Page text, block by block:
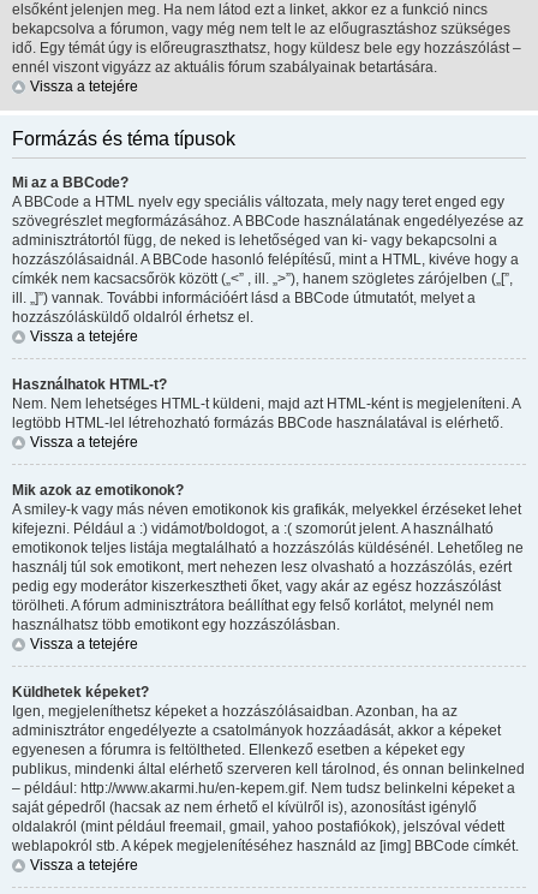
elsőként jelenjen meg. Ha nem látod ezt a linket, akkor ez a funkció nincs
bekapcsolva a fórumon, vagy még nem telt le az előugrasztáshoz szükséges
idő. Egy témát úgy is előreugraszthatsz, hogy küldesz bele egy hozzászólást –
ennél viszont vigyázz az aktuális fórum szabályainak betartására.
Vissza a tetejére
Formázás és téma típusok
Mi az a BBCode?
A BBCode a HTML nyelv egy speciális változata, mely nagy teret enged egy
szövegrészlet megformázásához. A BBCode használatának engedélyezése az
adminisztrátortól függ, de neked is lehetőséged van ki- vagy bekapcsolni a
hozzászólásaidnál. A BBCode hasonló felépítésű, mint a HTML, kivéve hogy a
címkék nem kacsacsőrök között („<” , ill. „>”), hanem szögletes zárójelben („[”,
ill. „]”) vannak. További információért lásd a BBCode útmutatót, melyet a
hozzászólásküldő oldalról érhetsz el.
Vissza a tetejére
Használhatok HTML-t?
Nem. Nem lehetséges HTML-t küldeni, majd azt HTML-ként is megjeleníteni. A
legtöbb HTML-lel létrehozható formázás BBCode használatával is elérhető.
Vissza a tetejére
Mik azok az emotikonok?
A smiley-k vagy más néven emotikonok kis grafikák, melyekkel érzéseket lehet
kifejezni. Például a :) vidámot/boldogot, a :( szomorút jelent. A használható
emotikonok teljes listája megtalálható a hozzászólás küldésénél. Lehetőleg ne
használj túl sok emotikont, mert nehezen lesz olvasható a hozzászólás, ezért
pedig egy moderátor kiszerkesztheti őket, vagy akár az egész hozzászólást
törölheti. A fórum adminisztrátora beállíthat egy felső korlátot, melynél nem
használhatsz több emotikont egy hozzászólásban.
Vissza a tetejére
Küldhetek képeket?
Igen, megjeleníthetsz képeket a hozzászólásaidban. Azonban, ha az
adminisztrátor engedélyezte a csatolmányok hozzáadását, akkor a képeket
egyenesen a fórumra is feltöltheted. Ellenkező esetben a képeket egy
publikus, mindenki által elérhető szerveren kell tárolnod, és onnan belinkelned
– például: http://www.akarmi.hu/en-kepem.gif. Nem tudsz belinkelni képeket a
saját gépedről (hacsak az nem érhető el kívülről is), azonosítást igénylő
oldalakról (mint például freemail, gmail, yahoo postafiókok), jelszóval védett
weblapokról stb. A képek megjelenítéséhez használd az [img] BBCode címkét.
Vissza a tetejére